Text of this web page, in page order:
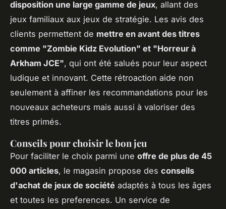
disposition une large gamme de jeux, allant des
jeux familiaux aux jeux de stratégie. Les avis des
clients permettent de mettre en avant des titres
comme "Zombie Kidz Evolution" et "Horreur à
Arkham JCE", qui ont été salués pour leur aspect
ludique et innovant. Cette rétroaction aide non
seulement à affiner les recommandations pour les
nouveaux acheteurs mais aussi à valoriser des
titres primés.
Conseils pour choisir le bon jeu
Pour faciliter le choix parmi une offre de plus de 45
000 articles, le magasin propose des conseils
d'achat de jeux de société adaptés à tous les âges
et toutes les preferences. Un service de